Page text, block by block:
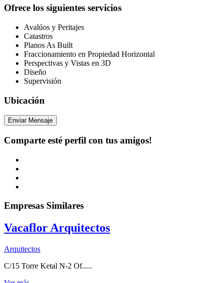
Ofrece los siguientes servicios
Avalúos y Peritajes
Catastros
Planos As Built
Fraccionamiento en Propiedad Horizontal
Perspectivas y Vistas en 3D
Diseño
Supervisión
Ubicación
Enviar Mensaje
Comparte esté perfil con tus amigos!
Empresas Similares
Vacaflor Arquitectos
Arquitectos
C/15 Torre Ketal N-2 Of.....